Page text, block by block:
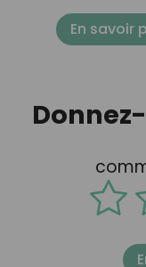
En savoir